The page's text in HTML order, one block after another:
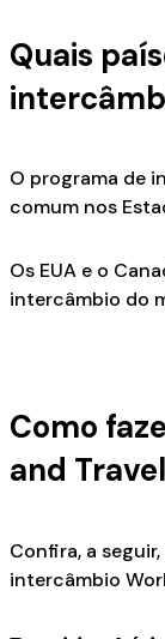
Quais
O programa de
comum nos
Os EUA e o
intercâmbio do
Como
and Travel
Confira, a
intercâmbio